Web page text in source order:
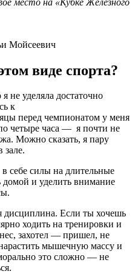
Мойсеевич
виде спорта?
не уделяла достаточно
к
перед чемпионатом у меня
четыре часа — я почти не
Можно сказать, я пару
зале.
себе силы на длительные
и уделить внимание
дисциплина. Если ты хочешь
ходить на тренировки и
захотел — пришел, не
мышечную массу и
это сложно — не